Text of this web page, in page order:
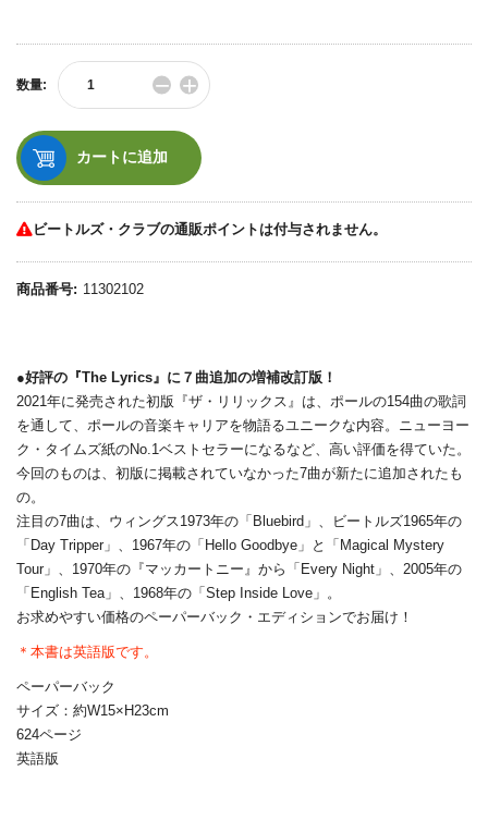
数量: −
数
を
減
ら
す
+
数
を
増
や
す
カートに追加
ビートルズ・クラブの通販ポイントは付与されません。
商品番号: 11302102
●好評の『The Lyrics』に７曲追加の増補改訂版！
2021年に発売された初版『ザ・リリックス』は、ポールの154曲の歌詞
を通して、ポールの音楽キャリアを物語るユニークな内容。ニューヨー
ク・タイムズ紙のNo.1ベストセラーになるなど、高い評価を得ていた。
今回のものは、初版に掲載されていなかった7曲が新たに追加されたも
の。
注目の7曲は、ウィングス1973年の「Bluebird」、ビートルズ1965年の
「Day Tripper」、1967年の「Hello Goodbye」と「Magical Mystery
Tour」、1970年の『マッカートニー』から「Every Night」、2005年の
「English Tea」、1968年の「Step Inside Love」。
お求めやすい価格のペーパーバック・エディションでお届け！
＊本書は英語版です。
ペーパーバック
サイズ：約W15×H23cm
624ページ
英語版